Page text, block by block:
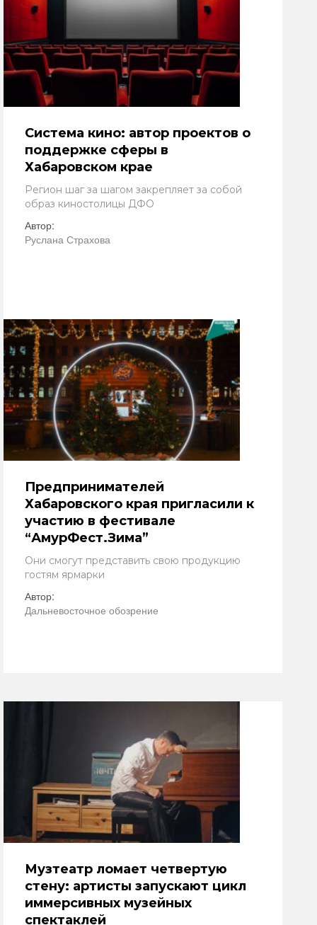
Система кино: автор проектов о
поддержке сферы в
Хабаровском крае
Регион шаг за шагом закрепляет за собой
образ киностолицы ДФО
Автор:
Руслана Страхова
Предпринимателей
Хабаровского края пригласили к
участию в фестивале
“АмурФест.Зима”
Они смогут представить свою продукцию
гостям ярмарки
Автор:
Дальневосточное обозрение
Музтеатр ломает четвертую
стену: артисты запускают цикл
иммерсивных музейных
спектаклей